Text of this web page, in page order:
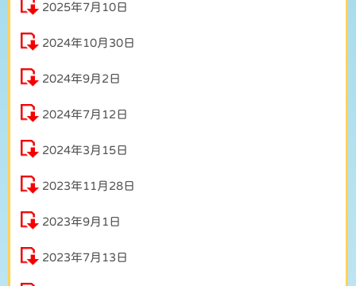
2025年7月10日
2024年10月30日
2024年9月2日
2024年7月12日
2024年3月15日
2023年11月28日
2023年9月1日
2023年7月13日